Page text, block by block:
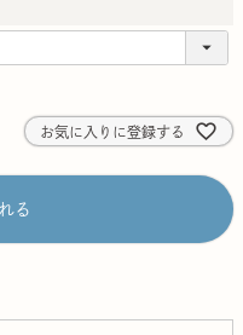
お気に入りに登録する
る